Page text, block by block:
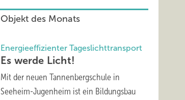
Objekt des Monats
Energieeffizienter Tageslichttransport
Es werde Licht!
Mit der neuen Tannenbergschule in
Seeheim-Jugenheim ist ein Bildungsbau